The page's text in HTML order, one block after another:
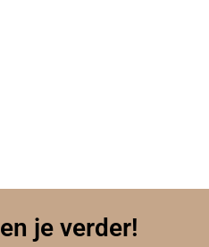
je verder!